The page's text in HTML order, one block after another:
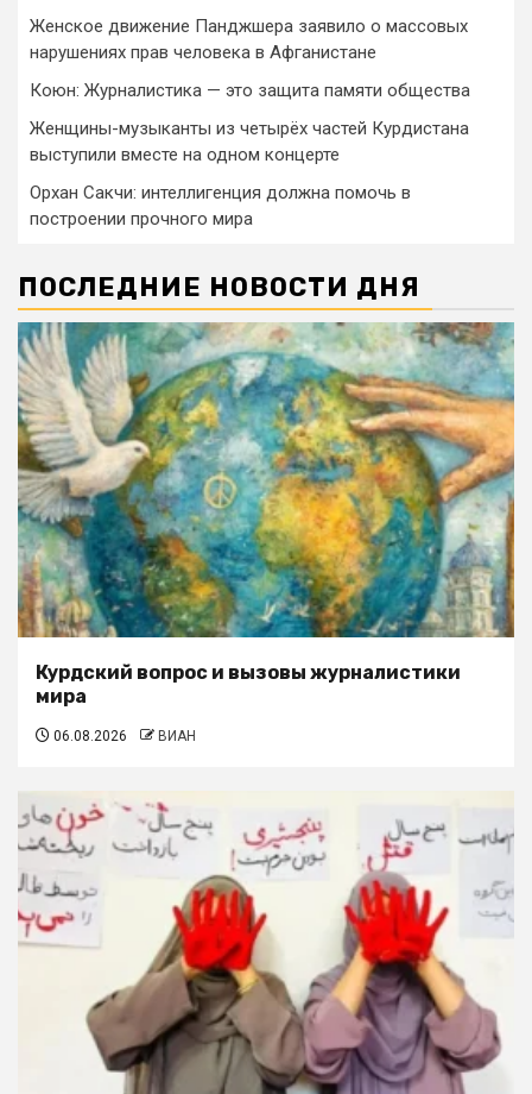
Женское движение Панджшера заявило о массовых
нарушениях прав человека в Афганистане
Коюн: Журналистика — это защита памяти общества
Женщины-музыканты из четырёх частей Курдистана
выступили вместе на одном концерте
Орхан Сакчи: интеллигенция должна помочь в
построении прочного мира
ПОСЛЕДНИЕ НОВОСТИ ДНЯ
Курдский вопрос и вызовы журналистики
мира
06.08.2026 ВИАН